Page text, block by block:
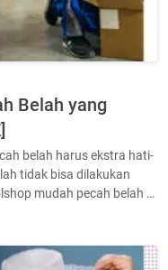
Belah yang
belah harus ekstra hati-
tidak bisa dilakukan
mudah pecah belah …